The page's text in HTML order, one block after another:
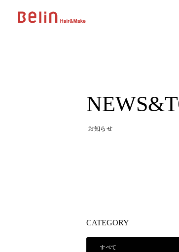
お知らせ
CATEGORY
すべて